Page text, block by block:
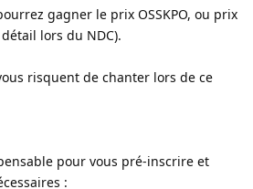
gagner le prix OSSKPO, ou prix
lors du NDC).
risquent de chanter lors de ce
pour vous pré-inscrire et
: